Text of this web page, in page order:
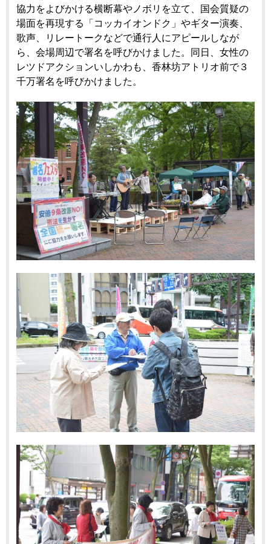
協力をよびかける横断幕やノボリを立て、国会質疑の
場面を再現する「コッカイオンドク」やギター演奏、
歌声、リレートークなどで通行人にアピールしなが
ら、会場周辺で署名を呼びかけました。同日、女性の
レツドアクションいしかわも、香林坊アトリオ前で３
千万署名を呼びかけました。